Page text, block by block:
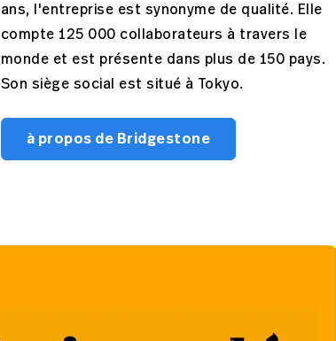
ans, l'entreprise est synonyme de qualité. Elle
compte 125 000 collaborateurs à travers le
monde et est présente dans plus de 150 pays.
Son siège social est situé à Tokyo.
à propos de Bridgestone